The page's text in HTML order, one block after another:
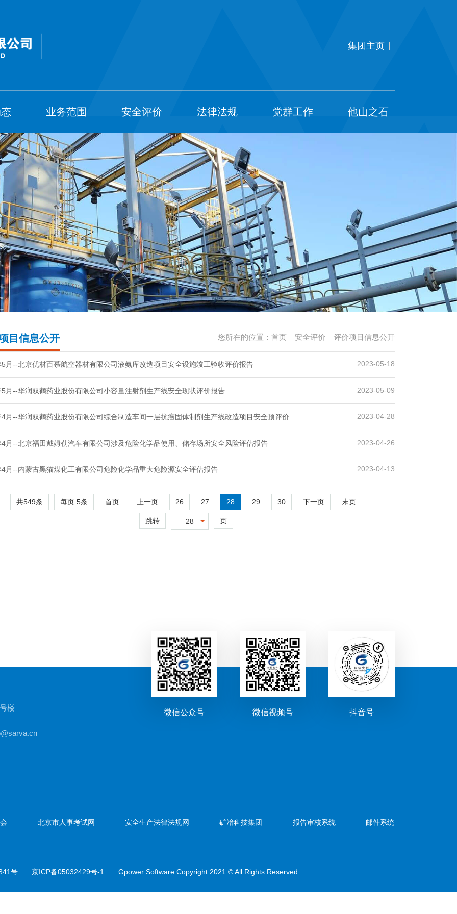
集团主页
业务范围 安全评价 法律法规 党群工作 他山之石
您所在的位置： 首页 - 安全评价 - 评价项目信息公开
目信息公开
2023-05-18
月--北京优材百慕航空器材有限公司液氨库改造项目安全设施竣工验收评价报告
2023-05-09
月--华润双鹤药业股份有限公司小容量注射剂生产线安全现状评价报告
2023-04-28
月--华润双鹤药业股份有限公司综合制造车间一层抗癌固体制剂生产线改造项目安全预评价
2023-04-26
月--北京福田戴姆勒汽车有限公司涉及危险化学品使用、储存场所安全风险评估报告
2023-04-13
月--内蒙古黑猫煤化工有限公司危险化学品重大危险源安全评估报告
共549条 每页5条 首页 上一页 26 27 28 29 30 下一页 末页
跳转 28 页
楼
微信公众号 微信视频号 抖音号
北京市人事考试网 安全生产法律法规网 矿冶科技集团 报告审核系统 邮件系统
号 京ICP备05032429号-1 Gpower Software Copyright 2021 © All Rights Reserved